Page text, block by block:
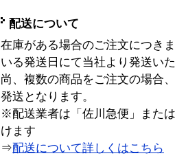
配送について
在庫がある場合のご注文につき
いる発送日にて当社より発送い
尚、複数の商品をご注文の場合
発送となります。
※配送業者は「佐川急便」また
けます
⇒配送について詳しくはこちら